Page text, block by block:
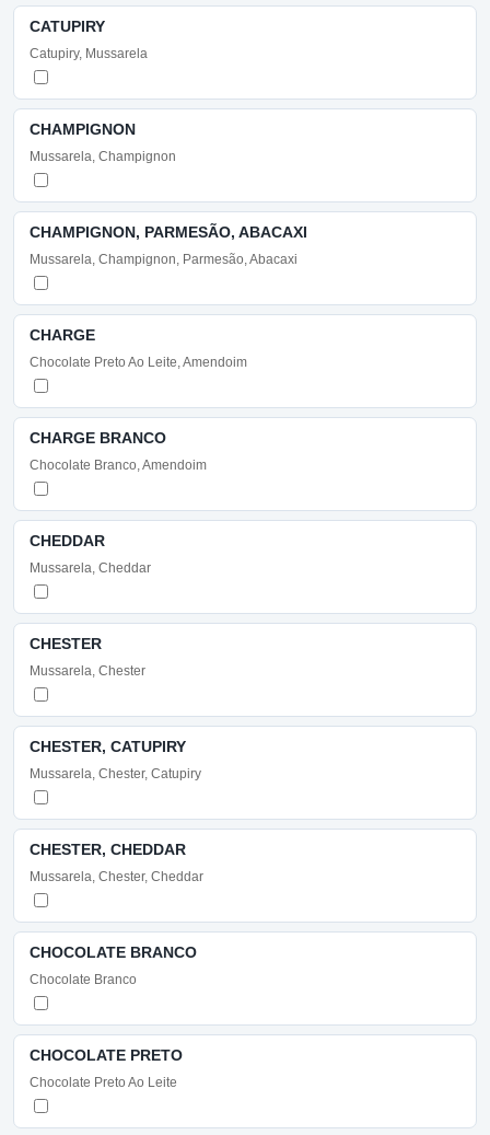
CATUPIRY
Catupiry, Mussarela
CHAMPIGNON
Mussarela, Champignon
CHAMPIGNON, PARMESÃO, ABACAXI
Mussarela, Champignon, Parmesão, Abacaxi
CHARGE
Chocolate Preto Ao Leite, Amendoim
CHARGE BRANCO
Chocolate Branco, Amendoim
CHEDDAR
Mussarela, Cheddar
CHESTER
Mussarela, Chester
CHESTER, CATUPIRY
Mussarela, Chester, Catupiry
CHESTER, CHEDDAR
Mussarela, Chester, Cheddar
CHOCOLATE BRANCO
Chocolate Branco
CHOCOLATE PRETO
Chocolate Preto Ao Leite